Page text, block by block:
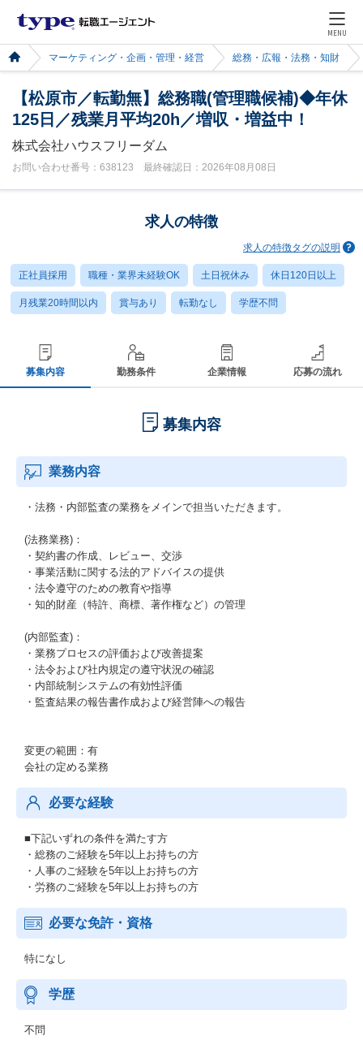
MENU
マーケティング・企画・管理・経営 総務・広報・法務・知財
【松原市／転勤無】総務職(管理職候補)◆年休
125日／残業月平均20h／増収・増益中！
株式会社ハウスフリーダム
お問い合わせ番号：638123 最終確認日：2026年08月08日
求人の特徴
求人の特徴タグの説明
正社員採用 職種・業界未経験OK 土日祝休み 休日120日以上
月残業20時間以内 賞与あり 転勤なし 学歴不問
募集内容 勤務条件 企業情報 応募の流れ
募集内容
業務内容
・法務・内部監査の業務をメインで担当いただきます。
(法務業務)：
・契約書の作成、レビュー、交渉
・事業活動に関する法的アドバイスの提供
・法令遵守のための教育や指導
・知的財産（特許、商標、著作権など）の管理
(内部監査)：
・業務プロセスの評価および改善提案
・法令および社内規定の遵守状況の確認
・内部統制システムの有効性評価
・監査結果の報告書作成および経営陣への報告
変更の範囲：有
会社の定める業務
必要な経験
■下記いずれの条件を満たす方
・総務のご経験を5年以上お持ちの方
・人事のご経験を5年以上お持ちの方
・労務のご経験を5年以上お持ちの方
必要な免許・資格
特になし
学歴
不問